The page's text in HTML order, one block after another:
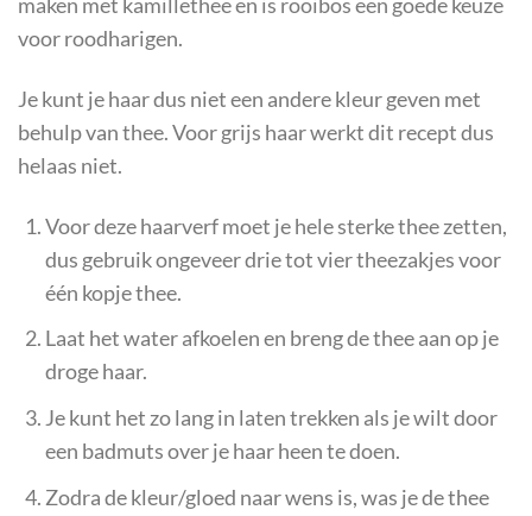
maken met kamillethee en is rooibos een goede keuze
voor roodharigen.
Je kunt je haar dus niet een andere kleur geven met
behulp van thee. Voor grijs haar werkt dit recept dus
helaas niet.
Voor deze haarverf moet je hele sterke thee zetten,
dus gebruik ongeveer drie tot vier theezakjes voor
één kopje thee.
Laat het water afkoelen en breng de thee aan op je
droge haar.
Je kunt het zo lang in laten trekken als je wilt door
een badmuts over je haar heen te doen.
Zodra de kleur/gloed naar wens is, was je de thee